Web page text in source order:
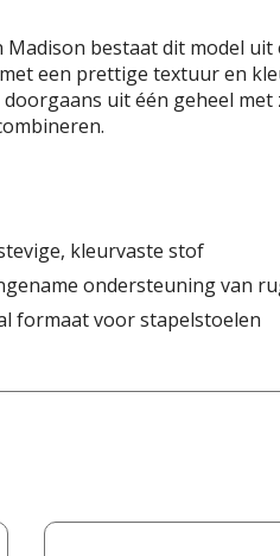
bestaat dit model
een prettige textuur en
uit één geheel
kleurvaste stof
ondersteuning van
formaat voor stapelstoelen